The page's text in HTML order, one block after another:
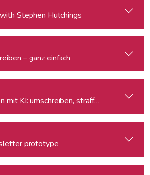
Stephen Hutchings
– ganz einfach
mit KI: umschreiben, straffen, redigieren
prototype